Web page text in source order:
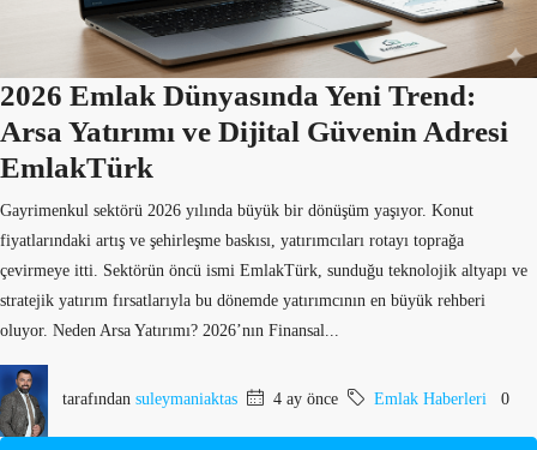
2026 Emlak Dünyasında Yeni Trend:
Arsa Yatırımı ve Dijital Güvenin Adresi
EmlakTürk
Gayrimenkul sektörü 2026 yılında büyük bir dönüşüm yaşıyor. Konut
fiyatlarındaki artış ve şehirleşme baskısı, yatırımcıları rotayı toprağa
çevirmeye itti. Sektörün öncü ismi EmlakTürk, sunduğu teknolojik altyapı ve
stratejik yatırım fırsatlarıyla bu dönemde yatırımcının en büyük rehberi
oluyor. Neden Arsa Yatırımı? 2026’nın Finansal...
tarafından suleymaniaktas 4 ay önce Emlak Haberleri 0